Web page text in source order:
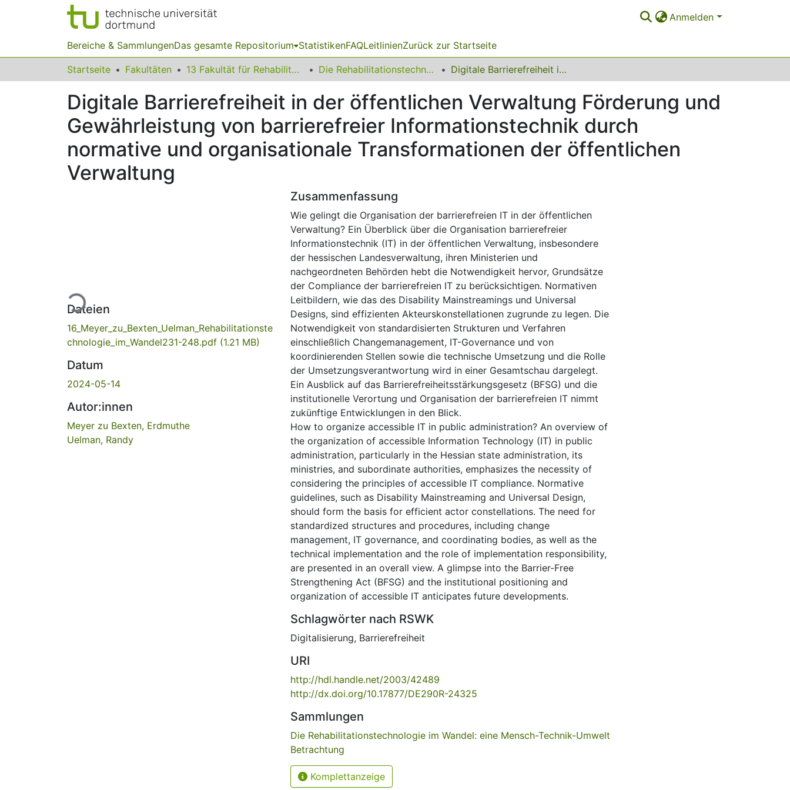
Anmelden
Bereiche & SammlungenDas gesamte Repositorium StatistikenFAQLeitlinienZurück zur Startseite
Startseite Fakultäten 13 Fakultät für Rehabilitationswissenschaften Die Rehabilitationstechnologie im Wandel: eine Mensch-Technik-Umwelt Betrachtung Digitale Barrierefreiheit in der öffentlichen Verwaltung Förderung und Gewährleistung von barrierefreier Informationstechnik durch normative und organisationale Transformationen der öffentlichen Verwaltung
Digitale Barrierefreiheit in der öffentlichen Verwaltung Förderung und
Gewährleistung von barrierefreier Informationstechnik durch
normative und organisationale Transformationen der öffentlichen
Verwaltung
Lade...
Dateien
16_Meyer_zu_Bexten_Uelman_Rehabilitationste
chnologie_im_Wandel231-248.pdf (1.21 MB)
Datum
2024-05-14
Autor:innen
Meyer zu Bexten, Erdmuthe
Uelman, Randy
Zusammenfassung
Wie gelingt die Organisation der barrierefreien IT in der öffentlichen
Verwaltung? Ein Überblick über die Organisation barrierefreier
Informationstechnik (IT) in der öffentlichen Verwaltung, insbesondere
der hessischen Landesverwaltung, ihren Ministerien und
nachgeordneten Behörden hebt die Notwendigkeit hervor, Grundsätze
der Compliance der barrierefreien IT zu berücksichtigen. Normativen
Leitbildern, wie das des Disability Mainstreamings und Universal
Designs, sind effizienten Akteurskonstellationen zugrunde zu legen. Die
Notwendigkeit von standardisierten Strukturen und Verfahren
einschließlich Changemanagement, IT-Governance und von
koordinierenden Stellen sowie die technische Umsetzung und die Rolle
der Umsetzungsverantwortung wird in einer Gesamtschau dargelegt.
Ein Ausblick auf das Barrierefreiheitsstärkungsgesetz (BFSG) und die
institutionelle Verortung und Organisation der barrierefreien IT nimmt
zukünftige Entwicklungen in den Blick.
How to organize accessible IT in public administration? An overview of
the organization of accessible Information Technology (IT) in public
administration, particularly in the Hessian state administration, its
ministries, and subordinate authorities, emphasizes the necessity of
considering the principles of accessible IT compliance. Normative
guidelines, such as Disability Mainstreaming and Universal Design,
should form the basis for efficient actor constellations. The need for
standardized structures and procedures, including change
management, IT governance, and coordinating bodies, as well as the
technical implementation and the role of implementation responsibility,
are presented in an overall view. A glimpse into the Barrier-Free
Strengthening Act (BFSG) and the institutional positioning and
organization of accessible IT anticipates future developments.
Schlagwörter nach RSWK
Digitalisierung, Barrierefreiheit
URI
http://hdl.handle.net/2003/42489
http://dx.doi.org/10.17877/DE290R-24325
Sammlungen
Die Rehabilitationstechnologie im Wandel: eine Mensch-Technik-Umwelt
Betrachtung
Komplettanzeige